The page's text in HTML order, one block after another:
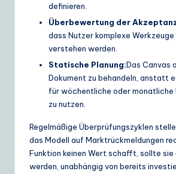
definieren.
Überbewertung der
dass Nutzer komplexe Werkzeuge
verstehen werden.
Statische Planung:Das Canvas
Dokument zu behandeln, anstatt
für wöchentliche oder monatliche
zu nutzen.
Regelmäßige Überprüfungszyklen
das Modell auf Marktrückmeldungen
Funktion keinen Wert schafft, sollte
werden, unabhängig von bereits